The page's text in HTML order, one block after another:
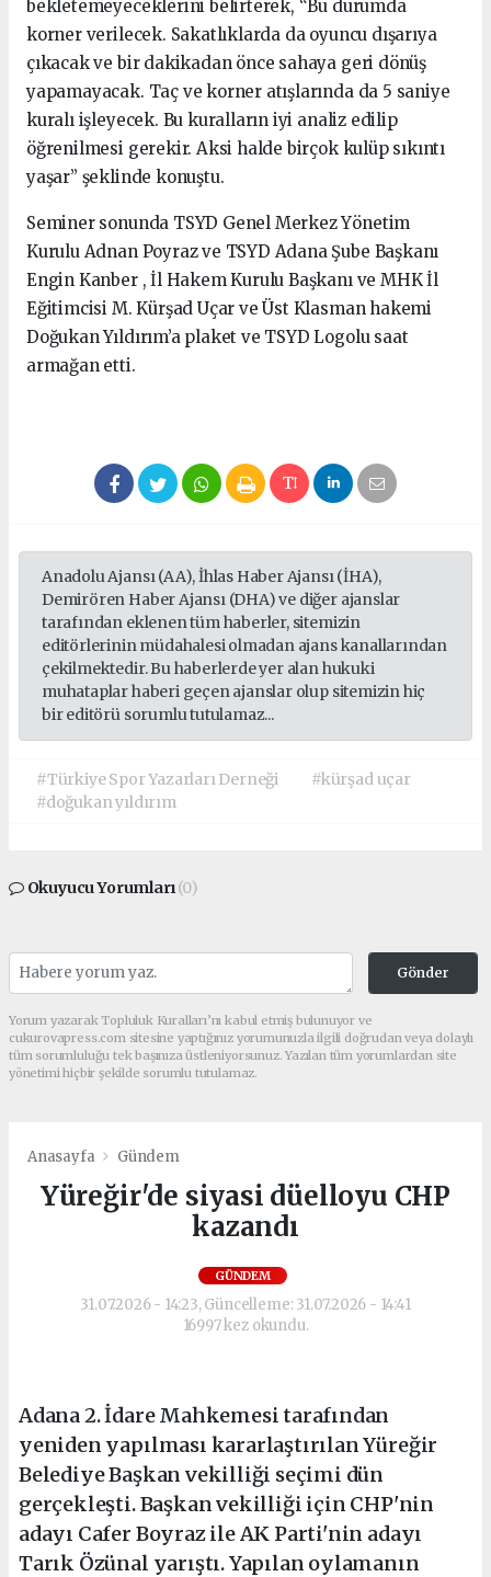
bekletemeyeceklerini belirterek, “Bu durumda
korner verilecek. Sakatlıklarda da oyuncu dışarıya
çıkacak ve bir dakikadan önce sahaya geri dönüş
yapamayacak. Taç ve korner atışlarında da 5 saniye
kuralı işleyecek. Bu kuralların iyi analiz edilip
öğrenilmesi gerekir. Aksi halde birçok kulüp sıkıntı
yaşar” şeklinde konuştu.
Seminer sonunda TSYD Genel Merkez Yönetim
Kurulu Adnan Poyraz ve TSYD Adana Şube Başkanı
Engin Kanber , İl Hakem Kurulu Başkanı ve MHK İl
Eğitimcisi M. Kürşad Uçar ve Üst Klasman hakemi
Doğukan Yıldırım’a plaket ve TSYD Logolu saat
armağan etti.
Anadolu Ajansı (AA), İhlas Haber Ajansı (İHA),
Demirören Haber Ajansı (DHA) ve diğer ajanslar
tarafından eklenen tüm haberler, sitemizin
editörlerinin müdahalesi olmadan ajans kanallarından
çekilmektedir. Bu haberlerde yer alan hukuki
muhataplar haberi geçen ajanslar olup sitemizin hiç
bir editörü sorumlu tutulamaz...
#Türkiye Spor Yazarları Derneği
#kürşad uçar
#doğukan yıldırım
Okuyucu Yorumları(0)
Gönder
Yorum yazarak Topluluk Kuralları’nı kabul etmiş bulunuyor ve
cukurovapress.com sitesine yaptığınız yorumunuzla ilgili doğrudan veya dolaylı
tüm sorumluluğu tek başınıza üstleniyorsunuz. Yazılan tüm yorumlardan site
yönetimi hiçbir şekilde sorumlu tutulamaz.
Anasayfa Gündem
Yüreğir'de siyasi düelloyu CHP
kazandı
GÜNDEM
31.07.2026 - 14:23, Güncelleme: 31.07.2026 - 14:41
16997 kez okundu.
Adana 2. İdare Mahkemesi tarafından
yeniden yapılması kararlaştırılan Yüreğir
Belediye Başkan vekilliği seçimi dün
gerçekleşti. Başkan vekilliği için CHP'nin
adayı Cafer Boyraz ile AK Parti'nin adayı
Tarık Özünal yarıştı. Yapılan oylamanın